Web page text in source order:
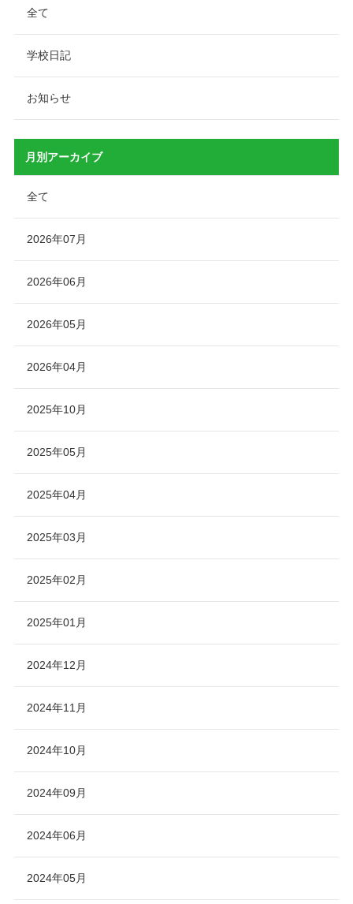
全て
学校日記
お知らせ
月別アーカイブ
全て
2026年07月
2026年06月
2026年05月
2026年04月
2025年10月
2025年05月
2025年04月
2025年03月
2025年02月
2025年01月
2024年12月
2024年11月
2024年10月
2024年09月
2024年06月
2024年05月